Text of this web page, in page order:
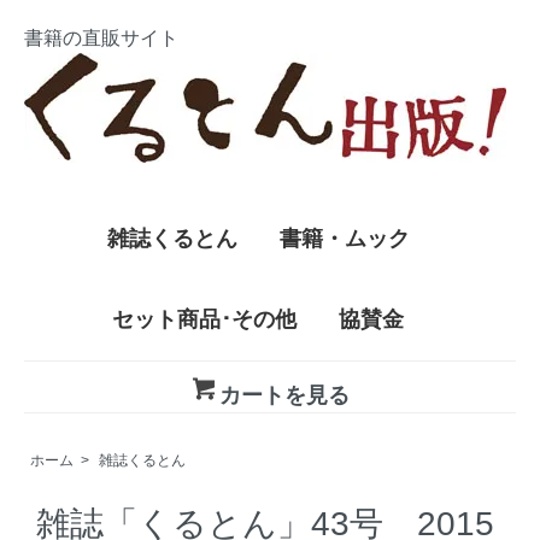
書籍の直販サイト
雑誌くるとん 書籍・ムック
セット商品･その他 協賛金
カートを見る
ホーム > 雑誌くるとん
雑誌「くるとん」43号 2015